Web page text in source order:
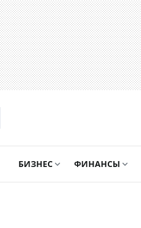
БИЗНЕС ФИНАНСЫ